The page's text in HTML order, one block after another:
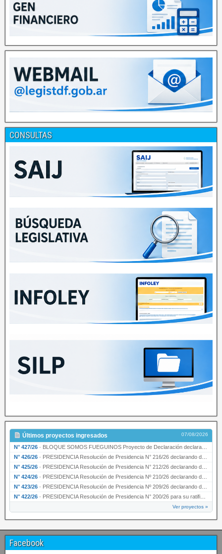
CONSULTAS
Últimos proyectos ingresados 07/08/2026
N° 427/26 · BLOQUE SOMOS FUEGUINOS Proyecto de Declaración declarando de interés provincial PRESIDENCI…
N° 426/26 · PRESIDENCIA Resolución de Presidencia N° 216/26 declarando de interés provincial la labor …
N° 425/26 · PRESIDENCIA Resolución de Presidencia N° 212/26 declarando de interés provincial el “50° A…
N° 424/26 · PRESIDENCIA Resolución de Presidencia Nº 210/26 declarando de interés provincial el proyec…
N° 423/26 · PRESIDENCIA Resolución de Presidencia Nº 209/26 declarando de interés provincial la presen…
N° 422/26 · PRESIDENCIA Resolución de Presidencia N° 200/26 para su ratificación.
Ver proyectos »
Facebook